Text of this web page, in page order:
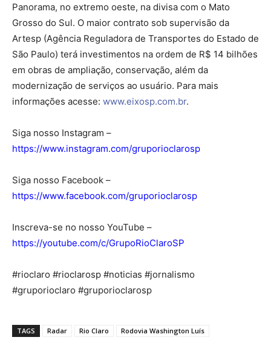
Panorama, no extremo oeste, na divisa com o Mato
Grosso do Sul. O maior contrato sob supervisão da
Artesp (Agência Reguladora de Transportes do Estado de
São Paulo) terá investimentos na ordem de R$ 14 bilhões
em obras de ampliação, conservação, além da
modernização de serviços ao usuário. Para mais
informações acesse: www.eixosp.com.br.
Siga nosso Instagram –
https://www.instagram.com/gruporioclarosp
Siga nosso Facebook –
https://www.facebook.com/gruporioclarosp
Inscreva-se no nosso YouTube –
https://youtube.com/c/GrupoRioClaroSP
#rioclaro #rioclarosp #noticias #jornalismo
#gruporioclaro #gruporioclarosp
TAGS Radar Rio Claro Rodovia Washington Luís